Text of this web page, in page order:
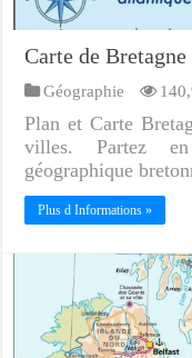
Carte de Bretagne
Géographie
Plan et Carte
villes. Partez
géographique
Plus d Informations »